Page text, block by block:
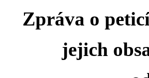
Zpráva o
jejich